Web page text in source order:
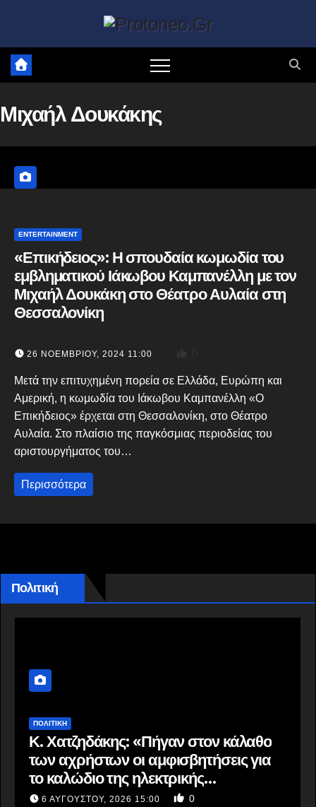
περιεχόμενο
Μιχαήλ Δουκάκης
ENTERTAINMENT
«Επικήδειος»: Η σπουδαία κωμωδία του
εμβληματικού Ιάκωβου Καμπανέλλη με τον
Μιχαήλ Δουκάκη στο Θέατρο Αυλαία στη
Θεσσαλονίκη
26 ΝΟΕΜΒΡΊΟΥ, 2024 11:00
Μετά την επιτυχημένη πορεία σε Ελλάδα, Ευρώπη και
Αμερική, η κωμωδία του Ιάκωβου Καμπανέλλη «Ο
Επικήδειος» έρχεται στη Θεσσαλονίκη, στο Θέατρο
Αυλαία. Στο πλαίσιο της παγκόσμιας περιοδείας του
αριστουργήματος του…
Περισσότερα
Πολιτική
ΠΟΛΙΤΙΚΗ
Κ. Χατζηδάκης: «Πήγαν στον κάλαθο
των αχρήστων οι αμφισβητήσεις για
το καλώδιο της ηλεκτρικής
διασύνδεσης Ελλάδας-Κύπρου μετά
6 ΑΥΓΟΎΣΤΟΥ, 2026 15:00 0